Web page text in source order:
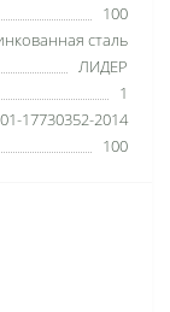
100
сталь
ЛИДЕР
1
17730352-2014
100